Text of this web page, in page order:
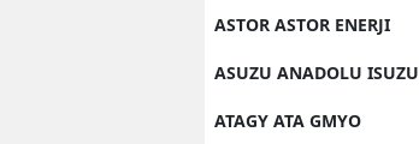
ASTOR ASTOR ENERJI
ASUZU ANADOLU ISUZU
ATAGY ATA GMYO